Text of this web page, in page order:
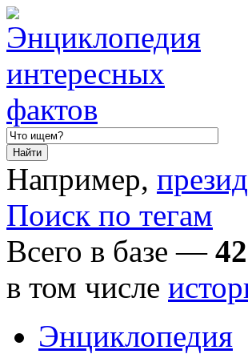
Например,
Поиск по тегам
Всего в базе —
в том числе
Энциклопедия